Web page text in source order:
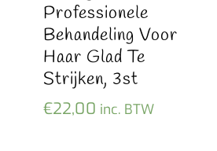
Professionele
Behandeling Voor
Haar Glad Te
Strijken, 3st
€22,00 inc. BTW